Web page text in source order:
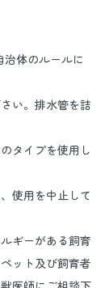
治体のルールに
い。排水管を詰
タイプを使用し
使用を中止して
ギーがある飼育
ット及び飼育者